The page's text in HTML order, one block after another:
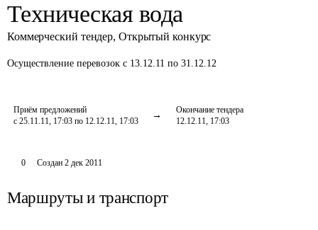
Техническая вода
Коммерческий тендер, Открытый конкурс
Осуществление перевозок с 13.12.11 по 31.12.12
Приём предложений
с 25.11.11, 17:03 по 12.12.11, 17:03
Окончание тендера
12.12.11, 17:03
0 Создан 2 дек 2011
Маршруты и транспорт